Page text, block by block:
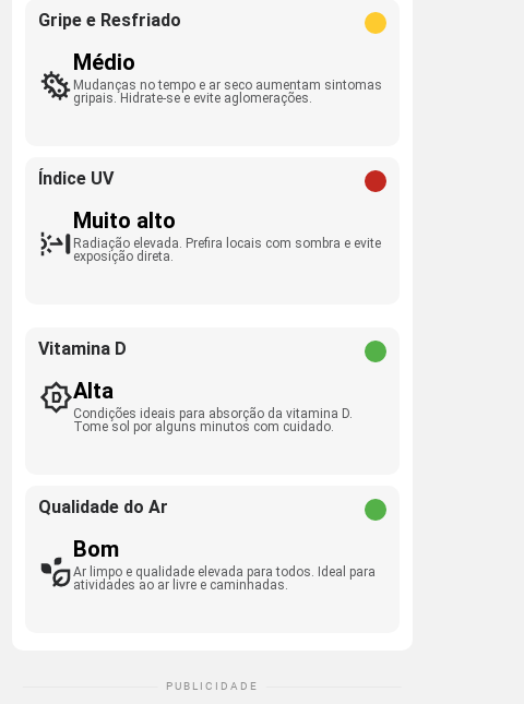
Gripe e Resfriado
Médio
Mudanças no tempo e ar seco aumentam sintomas
gripais. Hidrate-se e evite aglomerações.
Índice UV
Muito alto
Radiação elevada. Prefira locais com sombra e evite
exposição direta.
Vitamina D
Alta
Condições ideais para absorção da vitamina D.
Tome sol por alguns minutos com cuidado.
Qualidade do Ar
Bom
Ar limpo e qualidade elevada para todos. Ideal para
atividades ao ar livre e caminhadas.